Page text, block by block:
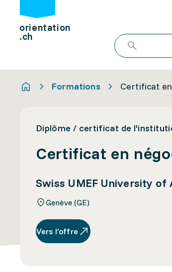
orientation
.ch
Formations Certificat
Diplôme / certificat de
Certificat en
Swiss UMEF University
Genève (GE)
Vers l’offre